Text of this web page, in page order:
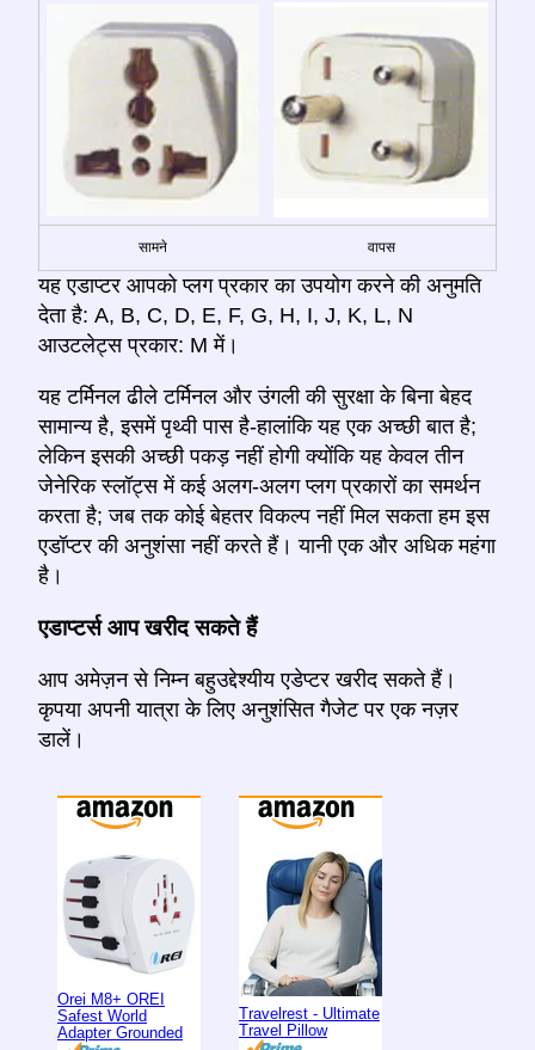
सामने वापस
यह एडाप्टर आपको प्लग प्रकार का उपयोग करने की अनुमति
देता है: A, B, C, D, E, F, G, H, I, J, K, L, N
आउटलेट्स प्रकार: M में।
यह टर्मिनल ढीले टर्मिनल और उंगली की सुरक्षा के बिना बेहद
सामान्य है, इसमें पृथ्वी पास है-हालांकि यह एक अच्छी बात है;
लेकिन इसकी अच्छी पकड़ नहीं होगी क्योंकि यह केवल तीन
जेनेरिक स्लॉट्स में कई अलग-अलग प्लग प्रकारों का समर्थन
करता है; जब तक कोई बेहतर विकल्प नहीं मिल सकता हम इस
एडॉप्टर की अनुशंसा नहीं करते हैं। यानी एक और अधिक महंगा
है।
एडाप्टर्स आप खरीद सकते हैं
आप अमेज़न से निम्न बहुउद्देश्यीय एडेप्टर खरीद सकते हैं।
कृपया अपनी यात्रा के लिए अनुशंसित गैजेट पर एक नज़र
डालें।
Orei M8+ OREI
Safest World
Adapter Grounded
Travelrest - Ultimate
Travel Pillow